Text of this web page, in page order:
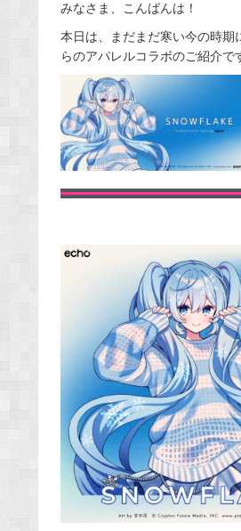
c
e
b
o
o
k
みなさま、こんばんは！
本日は、まだまだ寒い今の時期
らのアパレルコラボのご紹介で